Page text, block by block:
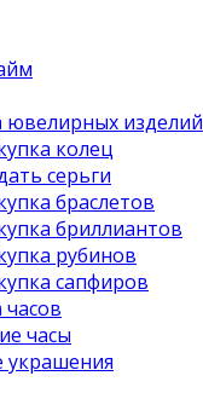
ювелирных изделий
колец
серьги
браслетов
бриллиантов
рубинов
сапфиров
часов
часы